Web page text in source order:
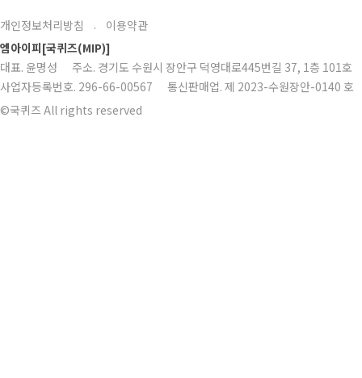
개인정보처리방침 ·
이용약관
엠아이피[국퀴즈(MIP)]
대표. 윤명성 주소. 경기도 수원시 장안구 덕영대로445번길 37, 1층
사업자등록번호. 296-66-00567 통신판매업. 제 2023-수원장안-0140 호
©국퀴즈 All rights reserved